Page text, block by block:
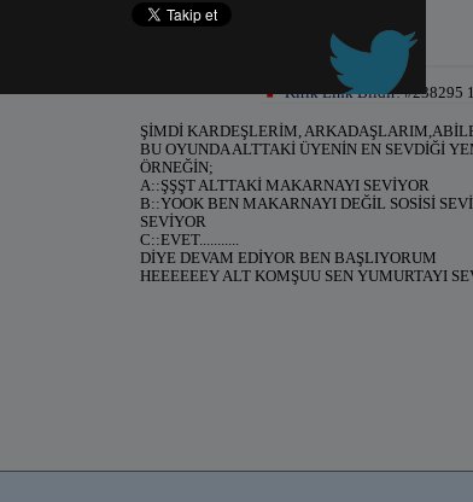
Kırık Link Bildir!#238295
ŞİMDİ KARDEŞLERİM,
BU OYUNDA ALTTAKİ ÜYENİN EN SEVDİĞİ
ÖRNEĞİN;
A::ŞŞŞT ALTTAKİ MAKARNAYI SEVİYOR
B::YOOK BEN MAKARNAYI DEĞİL SOSİSİ
SEVİYOR
C::EVET...........
DİYE DEVAM EDİYOR BEN BAŞLIYORUM
HEEEEEEY ALT KOMŞUU SEN YUMURTAYI